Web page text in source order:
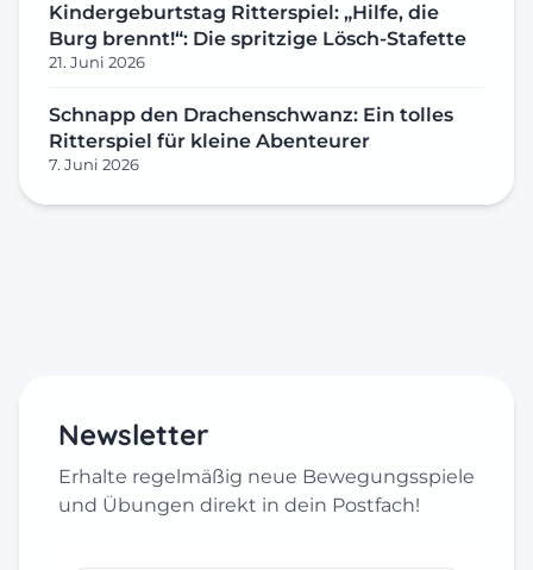
Kindergeburtstag Ritterspiel: „Hilfe, die
Burg brennt!“: Die spritzige Lösch-Stafette
21. Juni 2026
Schnapp den Drachenschwanz: Ein tolles
Ritterspiel für kleine Abenteurer
7. Juni 2026
Newsletter
Erhalte regelmäßig neue Bewegungsspiele
und Übungen direkt in dein Postfach!